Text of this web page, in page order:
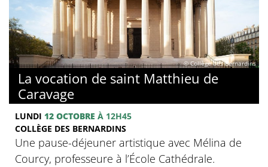
© Collège des Bernardins
La vocation de saint Matthieu de
Caravage
LUNDI 12 OCTOBRE À 12H45
COLLÈGE DES BERNARDINS
Une pause-déjeuner artistique avec Mélina de
Courcy, professeure à l’École Cathédrale.